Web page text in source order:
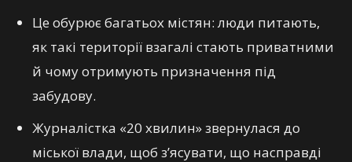
Це обурює багатьох містян: люди питають,
як такі території взагалі стають приватними
й чому отримують призначення під
забудову.
Журналістка «20 хвилин» звернулася до
міської влади, щоб з’ясувати, що насправді